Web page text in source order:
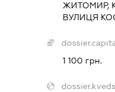
ЖИТОМИР,
ВУЛИЦЯ
1 100 грн.